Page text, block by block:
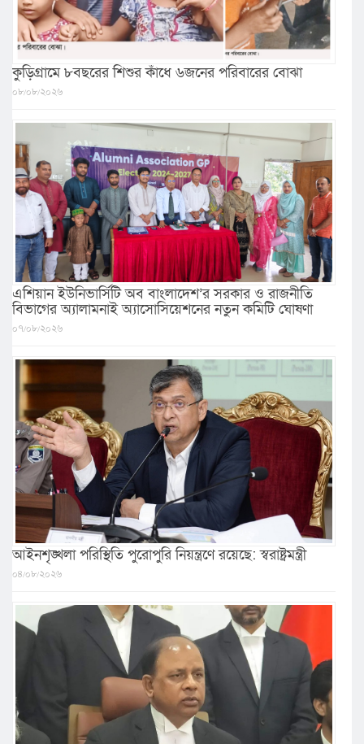
কুড়িগ্রামে ৮বছরের শিশুর কাঁধে ৬জনের পরিবারের বোঝা
০৮/০৮/২০২৬
এশিয়ান ইউনিভার্সিটি অব বাংলাদেশ’র সরকার ও রাজনীতি
বিভাগের অ্যালামনাই অ্যাসোসিয়েশনের নতুন কমিটি ঘোষণা
০৭/০৮/২০২৬
আইনশৃঙ্খলা পরিস্থিতি পুরোপুরি নিয়ন্ত্রণে রয়েছে: স্বরাষ্ট্রমন্ত্রী
০৪/০৮/২০২৬